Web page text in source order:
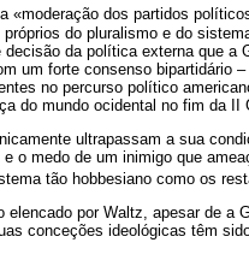
«moderação dos partidos
do pluralismo e do
da política externa que a
um forte consenso bipartidário
no percurso político
do mundo ocidental no fim da II
ultrapassam a sua
o medo de um inimigo que
tão hobbesiano como os
por Waltz, apesar de a
conceções ideológicas têm